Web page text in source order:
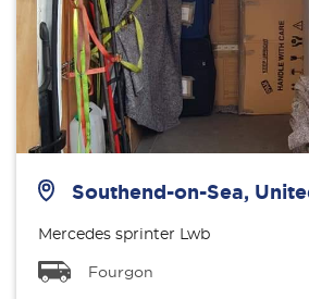
Southend-on-Sea,
Mercedes sprinter Lwb
Fourgon